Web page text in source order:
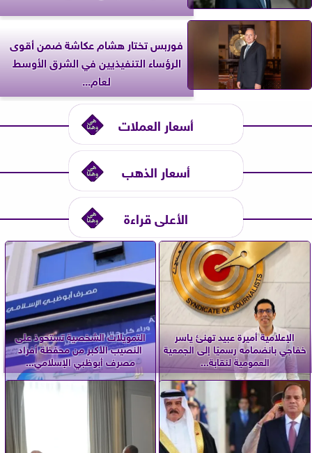
فوربس تختار هشام عكاشة ضمن أقوى
الرؤساء التنفيذيين في الشرق الأوسط
لعام...
أسعار العملات
أسعار الذهب
الأعلى قراءة
الإعلامية أميرة عبيد تهنئ ياسر
خفاجي بانضمامه رسميًا إلى الجمعية
العمومية لنقابة...
التمويلات الشخصية تستحوذ على
النصيب الأكبر من محفظة أفراد
مصرف أبوظبي الإسلامي...